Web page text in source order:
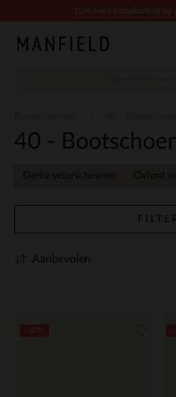
40 -
Derby veterschoenen Oxford
Aanbevolen